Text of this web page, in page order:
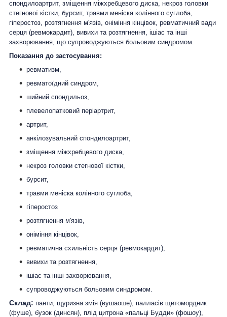
спондилоартрит, зміщення міжхребцевого диска, некроз головки
стегнової кістки, бурсит, травми меніска колінного суглоба,
гіперостоз, розтягнення м'язів, оніміння кінцівок, ревматичний вади
серця (ревмокардит), вивихи та розтягнення, ішіас та інші
захворювання, що супроводжуються больовим синдромом.
Показання до застосування:
ревматизм,
ревматоїдний синдром,
шийний спондильоз,
плевелопатковий періартрит,
артрит,
анкілозувальний спондилоартрит,
зміщення міжхребцевого диска,
некроз головки стегнової кістки,
бурсит,
травми меніска колінного суглоба,
гіперостоз
розтягнення м'язів,
оніміння кінцівок,
ревматична схильність серця (ревмокардит),
вивихи та розтягнення,
ішіас та інші захворювання,
супроводжуються больовим синдромом.
Склад: панти, щуризна змія (вушаоше), палласів щитомордник
(фуше), бузок (динсян), плід цитрона «пальці Будди» (фошоу),